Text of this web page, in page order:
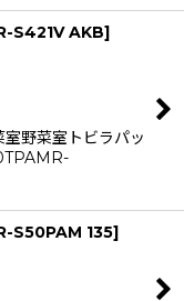
S421V AKB]
野菜室トビラパッ
S50PAM 135]